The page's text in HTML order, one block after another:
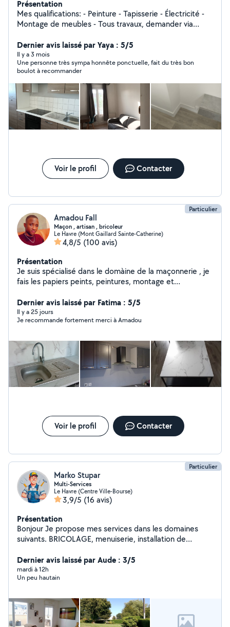
Présentation
Mes qualifications: - Peinture - Tapisserie - Électricité -
Montage de meubles - Tous travaux, demander via
Dernier avis laissé par Yaya : 5/5
Il y a 3 mois
Une personne très sympa honnête ponctuelle, fait du très bon
boulot à recommander
Voir le profil Contacter
Particulier
Amadou Fall
Maçon , artisan , bricoleur
Le Havre (Mont Gaillard Sainte-Catherine)
4,8/5 (100 avis)
Présentation
Je suis spécialisé dans le domàine de la maçonnerie , je
fais les papiers peints, peintures, montage et
travail , fixer de tv au mur , fixer des barres de rideaux
etc .. donc n'hésitez pas en cas de besoin et vous
pouvez aussi allez jettez un œil à mon travail dans ma
Dernier avis laissé par Fatima : 5/5
Il y a 25 jours
Je recommande fortement merci à Amadou
Voir le profil Contacter
Particulier
Marko Stupar
Multi-Services
Le Havre (Centre Ville-Bourse)
3,9/5 (16 avis)
Présentation
Bonjour Je propose mes services dans les domaines
suivants. BRICOLAGE, menuiserie, installation de
quincaillerie, faïence, carrelage, placoplâtre, pose de
verrière, fixation de télévision, pose d'étagère, montage
meuble de cuisine, découpe plan de travail. ESPACE
motoculture, nettoyage Karcher. TRAVAIL SOIGNÉ
Plusieurs années d'expériences Formation FACTOTUM &
JARDINIER PAYSAGISTE
Dernier avis laissé par Aude : 3/5
mardi à 12h
Un peu hautain